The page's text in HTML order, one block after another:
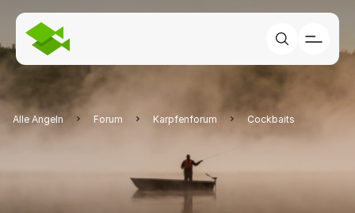
Alle Angeln Forum Karpfenforum Cockbaits